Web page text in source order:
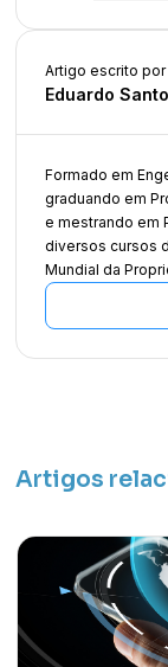
Artigo escrito por
Eduardo
Formado em
graduando em
e mestrando em
diversos cursos
Mundial da
Artigos